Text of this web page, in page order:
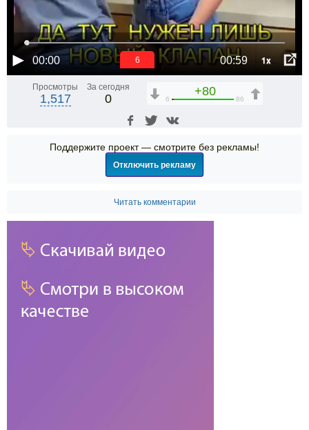
00:00 00:59 1x
6
Просмотры
1,517
За сегодня
0
+80
6 86
Поддержите проект — смотрите без рекламы!
Отключить рекламу
Читать комментарии